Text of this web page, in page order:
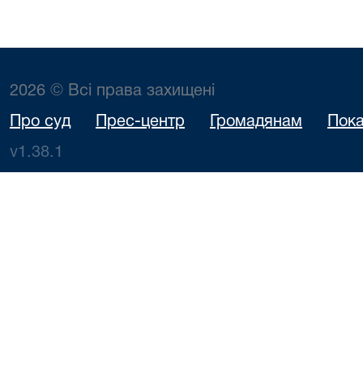
2026 © Всі права захищені
Про суд Прес-центр Громадянам
v1.38.1